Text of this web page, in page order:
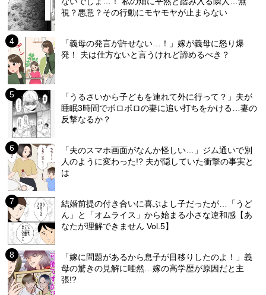
視？悪意？その行動にモヤモヤが止まらない
「義母の発言が許せない…！」嫁が義母に怒り爆
発！ 夫は仕方ないと言うけれど諦めるべき？
「うるさいから子どもを連れて外に行って？」夫が
睡眠3時間でボロボロの妻に追い打ちをかける…妻の
反撃なるか？
「夫のスマホ画面がなんか怪しい…」ジム通いで別
人のように変わった!? 夫が隠していた衝撃の事実と
は
結婚前提の付き合いに喜ぶよし子だったが…「うど
ん」と「オムライス」から始まる小さな違和感【あ
なたが理解できません Vol.5】
「嫁に問題があるから息子が目移りしたのよ！」義
母の驚きの見解に唖然…嫁の高学歴が原因だと主
張!?